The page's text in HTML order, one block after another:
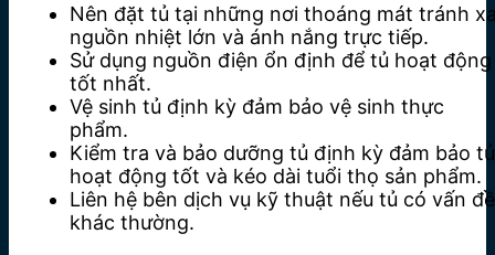
Nên đặt tủ tại những nơi thoáng mát tránh
nguồn nhiệt lớn và ánh nắng trực tiếp.
Sử dụng nguồn điện ổn định để tủ hoạt động
tốt nhất.
Vệ sinh tủ định kỳ đảm bảo vệ sinh thực
phẩm.
Kiểm tra và bảo dưỡng tủ định kỳ đảm bảo tủ
hoạt động tốt và kéo dài tuổi thọ sản phẩm.
Liên hệ bên dịch vụ kỹ thuật nếu tủ có vấn đề
khác thường.